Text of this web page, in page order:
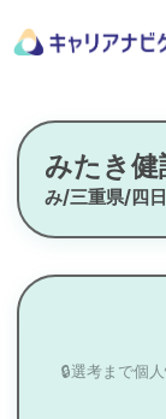
みたき
み/三重県/四
🔒選考まで個